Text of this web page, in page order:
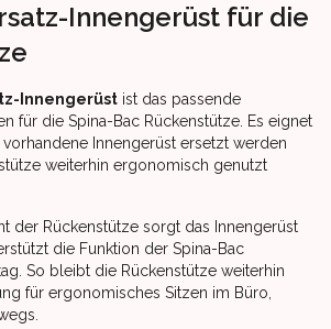
Innengerüst für die
Innengerüst ist das passende
für die Spina-Bac Rückenstütze. Es eignet
Innengerüst ersetzt werden
weiterhin ergonomisch genutzt
der Rückenstütze sorgt das Innengerüst
die Funktion der Spina-Bac
So bleibt die Rückenstütze weiterhin
für ergonomisches Sitzen im Büro,